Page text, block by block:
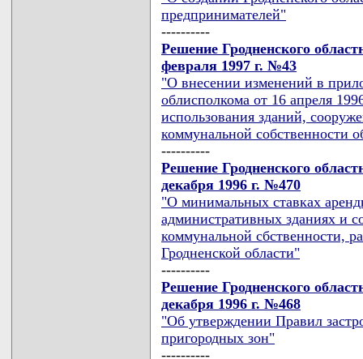
предпринимателей"
----------
Решение Гродненского
февраля 1997 г. №43
"О внесении изменений в
облисполкома от 16 апреля
использования зданий,
коммунальной собственности
----------
Решение Гродненского
декабря 1996 г. №470
"О минимальных ставках
административных зданиях и
коммунальной сбственности,
Гродненской области"
----------
Решение Гродненского
декабря 1996 г. №468
"Об утверждении Правил
пригородных зон"
----------